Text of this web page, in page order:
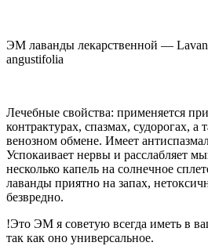
ЭМ лаванды лекарственной —
angustifolia
Лечебные свойства: применяется
контрактурах, спазмах, судорогах, а
венозном обмене. Имеет
Успокаивает нервы и расслабляет
несколько капель на солнечное
лаванды приятно на запах,
безвредно.
!Это ЭМ я советую всегда иметь в
так как оно универсальное.